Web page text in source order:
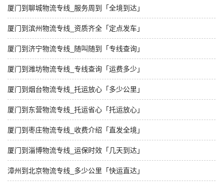
厦门到聊城物流专线_服务周到「全境到达」
厦门到滨州物流专线_资质齐全「定点发车」
厦门到济宁物流专线_随叫随到「专线查询」
厦门到潍坊物流专线_专线查询「运费多少」
厦门到烟台物流专线_托运放心「多少公里」
厦门到东营物流专线_托运省心「托运放心」
厦门到枣庄物流专线_收费介绍「直发全境」
厦门到淄博物流专线_运保时效「几天到达」
漳州到北京物流专线_多少公里「快运直达」